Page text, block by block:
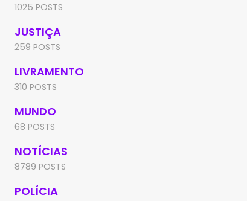
1025 POSTS
JUSTIÇA
259 POSTS
LIVRAMENTO
310 POSTS
MUNDO
68 POSTS
NOTÍCIAS
8789 POSTS
POLÍCIA